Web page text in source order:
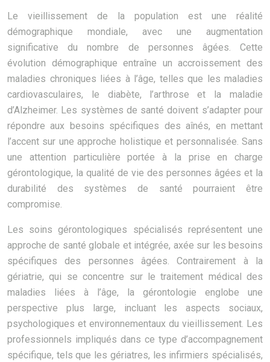
Le vieillissement de la population est une réalité
démographique mondiale, avec une augmentation
significative du nombre de personnes âgées. Cette
évolution démographique entraîne un accroissement des
maladies chroniques liées à l’âge, telles que les maladies
cardiovasculaires, le diabète, l’arthrose et la maladie
d’Alzheimer. Les systèmes de santé doivent s’adapter pour
répondre aux besoins spécifiques des aînés, en mettant
l’accent sur une approche holistique et personnalisée. Sans
une attention particulière portée à la prise en charge
gérontologique, la qualité de vie des personnes âgées et la
durabilité des systèmes de santé pourraient être
compromise.
Les soins gérontologiques spécialisés représentent une
approche de santé globale et intégrée, axée sur les besoins
spécifiques des personnes âgées. Contrairement à la
gériatrie, qui se concentre sur le traitement médical des
maladies liées à l’âge, la gérontologie englobe une
perspective plus large, incluant les aspects sociaux,
psychologiques et environnementaux du vieillissement. Les
professionnels impliqués dans ce type d’accompagnement
spécifique, tels que les gériatres, les infirmiers spécialisés,